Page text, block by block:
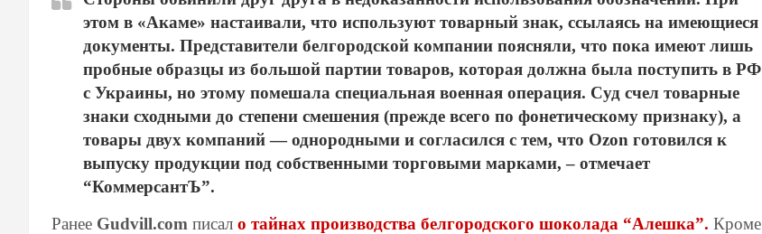
этом в «Акаме» настаивали, что используют товарный знак, ссылаясь на имеющиеся
документы. Представители белгородской компании поясняли, что пока имеют лишь
пробные образцы из большой партии товаров, которая должна была поступить в РФ
с Украины, но этому помешала специальная военная операция. Суд счел товарные
знаки сходными до степени смешения (прежде всего по фонетическому признаку), а
товары двух компаний — однородными и согласился с тем, что Ozon готовился к
выпуску продукции под собственными торговыми марками, – отмечает
“КоммерсантЪ”.
Ранее Gudvill.com писал о тайнах производства белгородского шоколада “Алешка”. Кроме